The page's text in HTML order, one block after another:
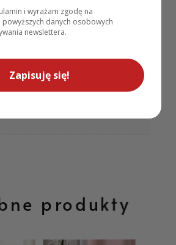
produkty
i wyrażam zgodę na
danych osobowych
newslettera.
Zapisuję się!